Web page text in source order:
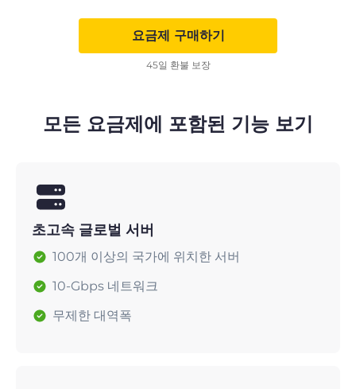
요금제 구매하기
45일 환불 보장
모든 요금제에 포함된 기능 보기
초고속 글로벌 서버
100개 이상의 국가에 위치한 서버
10-Gbps 네트워크
무제한 대역폭